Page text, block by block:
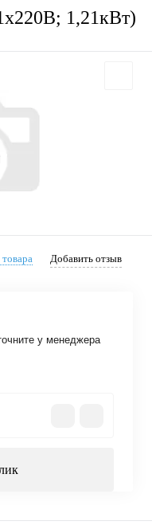
1,21кВт)
Добавить отзыв
у менеджера